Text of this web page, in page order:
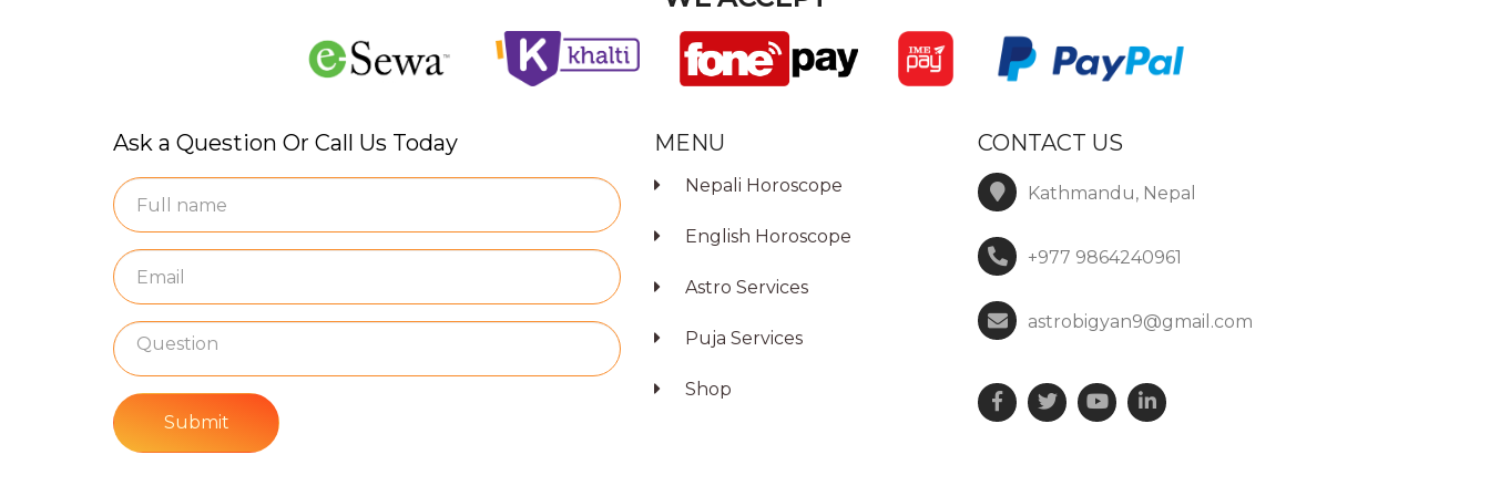
Ask a Question Or Call Us Today
Submit
MENU
Nepali Horoscope
English Horoscope
Astro Services
Puja Services
Shop
CONTACT US
Kathmandu, Nepal
+977 9864240961
astrobigyan9@gmail.com